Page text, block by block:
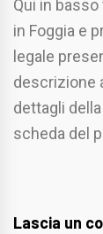
Qui in
in Foggia e
legale
descrizione
dettagli
scheda del
Lascia un